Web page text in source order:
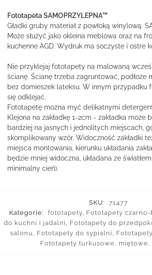
Fototapeta SAMOPRZYLEPNA™
Gładki gruby materiał z powłoką winylową.
Może służyć jako okleina meblowa oraz na
kuchenne AGD. Wydruk ma soczyste i ostre
Nie przyklejaj fototapety na malowaną
ścianę. Ścianę trzeba zagruntować, podłoże
bez domieszek lateksu. W innym przypadku
się odklejać.
Fototapetę można myć delikatnymi
Klejona na zakładkę 1-2cm - zakładka może
bardziej na jasnych i jednolitych miejscach,
skomplikowany wzór. Widoczność zakładki
miejsca montowania, kierunku układania
będzie mniej widoczna, układana ze
minimalny cień).
SKU:
71477
Kategorie:
fototapety, Fototapety czarno-
do kuchni i jadalni , Fototapety do
salonu , Fototapety do sypialni ,
Fototapety turkusowe, miętowe,